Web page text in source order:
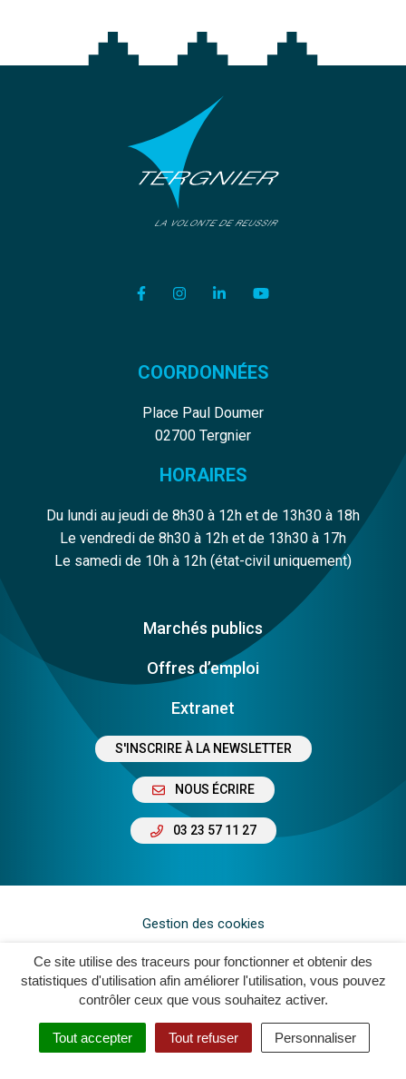
Ce site utilise des traceurs pour fonctionner et obtenir des
statistiques d'utilisation afin améliorer l'utilisation, vous pouvez
contrôler ceux que vous souhaitez activer.
Tout accepter Tout refuser Personnaliser
Lien vers le compte Facebook
Lien vers le compte Instagram
Lien vers le compte
Lien vers la chaîne
COORDONNÉES
Place Paul Doumer
02700 Tergnier
HORAIRES
Du lundi au jeudi de 8h30 à 12h et de 13h30 à 18h
Le vendredi de 8h30 à 12h et de 13h30 à 17h
Le samedi de 10h à 12h (état-civil uniquement)
Marchés publics
Offres d’emploi
Extranet
S'INSCRIRE À LA NEWSLETTER
NOUS ÉCRIRE
03 23 57 11 27
Gestion des cookies
Plan du site
Mentions légales
Crédits
Accessibilité : Non Conforme